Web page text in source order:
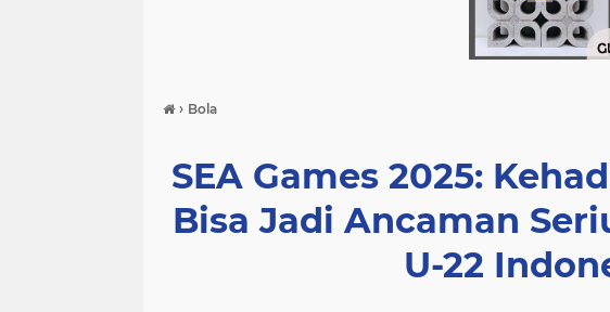
› Bola
SEA Games 2025:
Bisa Jadi Ancaman
U-22